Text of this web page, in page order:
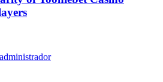
administrador